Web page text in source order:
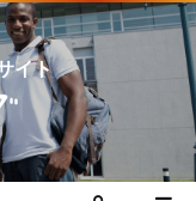
イト